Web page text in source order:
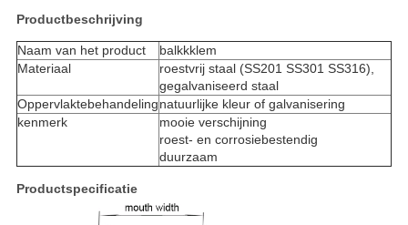
Productbeschrijving
Naam van het product
balkkklem
Materiaal
roestvrij staal (SS201 SS301 SS316),
gegalvaniseerd staal
Oppervlaktebehandelingnatuurlijke kleur of galvanisering
kenmerk
mooie verschijning
roest- en corrosiebestendig
duurzaam
Productspecificatie